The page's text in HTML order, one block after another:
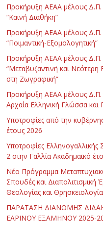
Προκήρυξη ΑΕΑΑ μέλους Δ.Π.
“Καινή Διαθήκη”
Προκήρυξη ΑΕΑΑ μέλους Δ.Π.
“Ποιμαντική-Εξομολογητική”
Προκήρυξη ΑΕΑΑ μέλους Δ.Π.
“Μεταβυζαντινή και
στη Ζωγραφική”
Προκήρυξη ΑΕΑΑ μέλους Δ.Π.
Αρχαία Ελληνική Γλώσσα και
Υποτροφίες από την
έτους 2026
Υποτροφίες
2 στην Γαλλία Ακαδημαϊκό
Νέο Πρόγραμμα
Σπουδές και Διαπολιτισμική
Θεολογίας και
ΠΑΡΑΤΑΣΗ ΔΙΑΝΟΜΗΣ
ΕΑΡΙΝΟΥ ΕΞΑΜΗΝΟΥ 2025-